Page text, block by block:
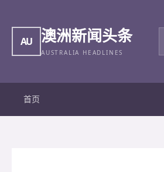
AU 澳洲新闻头条
AUSTRALIA HEADLINES
首页